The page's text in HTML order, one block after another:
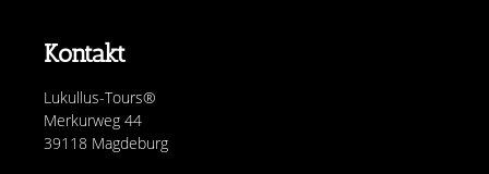
Kontakt
Lukullus-Tours®
Merkurweg 44
39118 Magdeburg